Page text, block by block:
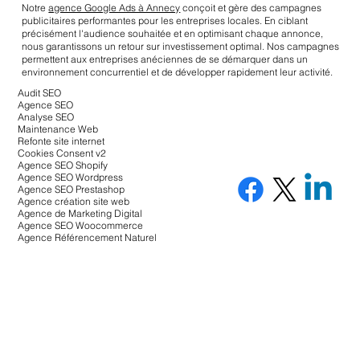
Notreagence Google Ads à Annecy conçoit et gère des campagnes
publicitaires performantes pour les entreprises locales. En ciblant
précisément l'audience souhaitée et en optimisant chaque annonce,
nous garantissons un retour sur investissement optimal. Nos campagnes
permettent aux entreprises anéciennes de se démarquer dans un
environnement concurrentiel et de développer rapidement leur activité.
Audit SEO
Agence SEO
Analyse SEO
Maintenance Web
Refonte site internet
Cookies Consent v2
Agence SEO Shopify
Agence SEO Wordpress
Agence SEO Prestashop
Agence création site web
Agence de Marketing Digital
Agence SEO Woocommerce
Agence Référencement Naturel